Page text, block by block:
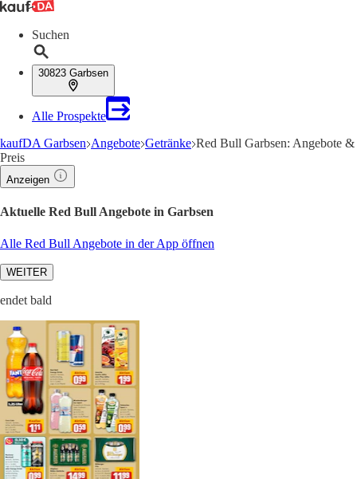
Suchen
30823 Garbsen
Alle Prospekte
kaufDA Garbsen Angebote Getränke Red Bull Garbsen: Angebote &
Preis
Anzeigen
Aktuelle Red Bull Angebote in Garbsen
Alle Red Bull Angebote in der App öffnen
WEITER
endet bald